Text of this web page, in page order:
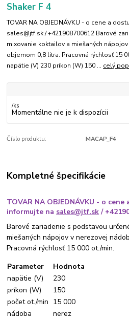
Shaker F 4
TOVAR NA OBJEDNÁVKU - o cene a
sales@jtf.sk / +421908700612 Barové
mixovanie koktailov a miešaných
objemom 0,8 litra. Pracovná rýchlosť 15
napätie (V) 230 príkon (W) 150 ... celý
/ks
Momentálne nie je k dispozícii
Číslo produktu: MACAP_F4
Kompletné špecifikácie
TOVAR NA OBJEDNÁVKU - o
informujte na sales@jtf.sk/
Barové zariadenie s podstavou
miešaných nápojov v nerezovej
Pracovná rýchlosť 15 000 ot./min.
Parameter
Hodnota
napätie (V)
230
príkon (W)
150
počet ot./min 15 000
nádoba
nerez